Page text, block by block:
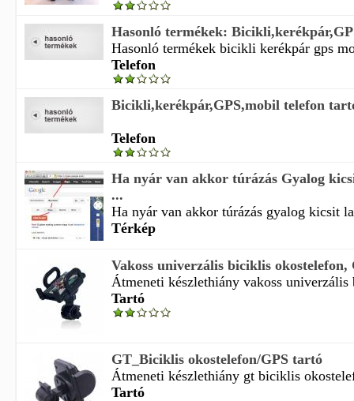
Hasonló termékek:
Hasonló termékek bicikli kerékpár gps
Telefon
Bicikli,kerékpár,GPS,mobil telefon
Telefon
Ha nyár van akkor túrázás Gyalog
...
Ha nyár van akkor túrázás gyalog kicsit
Térkép
Vakoss univerzális biciklis okostelefon,
Átmeneti készlethiány vakoss
Tartó
GT_Biciklis okostelefon/GPS tartó
Átmeneti készlethiány gt biciklis
Tartó